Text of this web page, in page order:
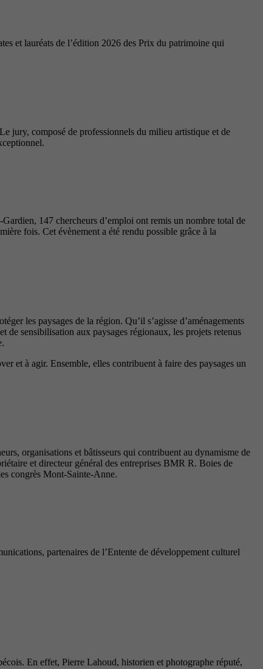
et lauréats de l’édition 2026 des Prix du patrimoine qui
jury, composé de professionnels du milieu artistique et de
147 chercheurs d’emploi ont remis un nombre total de
fois. Cet évènement a été rendu possible grâce à la
les paysages de la région. Qu’il s’agisse d’aménagements
de sensibilisation aux paysages régionaux, les projets retenus
et à agir. Ensemble, elles contribuent à faire des paysages un
organisations et bâtisseurs qui contribuent au dynamisme de
et directeur général des entreprises BMR R. Boies de
congrès Mont-Sainte-Anne.
partenaires de l’Entente de développement culturel
En effet, Pierre Lahoud, historien et photographe réputé,